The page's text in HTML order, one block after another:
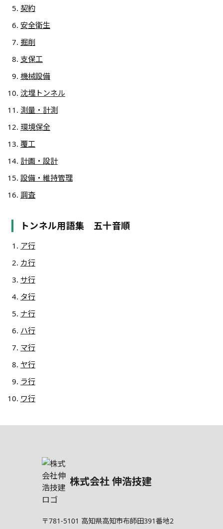
契約
安全衛生
掘削
支保工
機械設備
沈埋トンネル
測量・計測
環境保全
覆工
計画・設計
設備・維持管理
調査
トンネル用語集 五十音順
ア行
カ行
サ行
タ行
ナ行
ハ行
マ行
ヤ行
ラ行
ワ行
株式会社 伸浩技建
〒781-5101 高知県高知市布師田391番地2